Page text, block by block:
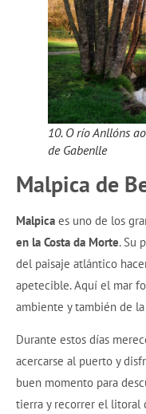
10. O río Anllóns
de Gabenlle
Malpica de
Malpica es uno de los
en la Costa da Morte. Su
del paisaje atlántico
apetecible. Aquí el mar
ambiente y también de
Durante estos días
acercarse al puerto y
buen momento para
tierra y recorrer el litoral